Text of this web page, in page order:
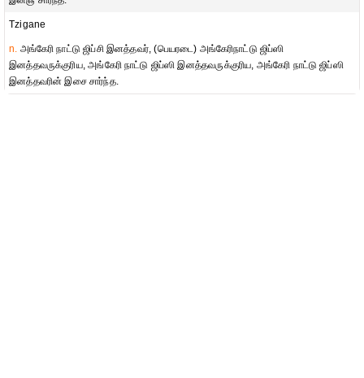
Tzigane
n. அங்கேரி நாட்டு ஜிப்சி இனத்தவர், (பெயரடை) அங்கேரிநாட்டு ஜிப்ஸி
இனத்தவருக்குரிய, அங்கேரி நாட்டு ஜிப்ஸி இனத்தவருக்குரிய, அங்கேரி நாட்டு ஜிப்ஸி
இனத்தவரின் இசை சார்ந்த.